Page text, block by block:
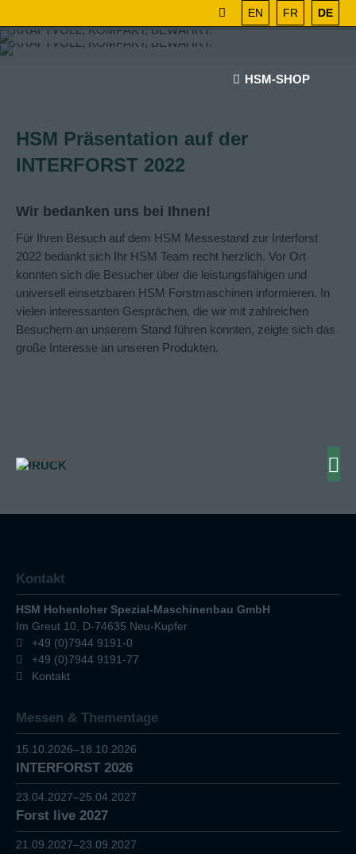
EN FR DE
HSM-SHOP
HSM Präsentation auf der
INTERFORST 2022
Wir bedanken uns bei Ihnen!
Für Ihren Besuch auf dem HSM Messestand zur Interforst
2022 bedankt sich Ihr HSM Team recht herzlich. Vor Ort
konnten sich die Besucher über die leistungsfähigen und
universell einsetzbaren HSM Forstmaschinen informieren. In
vielen interessanten Gesprächen, die wir mit zahlreichen
Besuchern an unserem Stand führen konnten, zeigte sich das
große Interesse an unseren Produkten.
ZURÜCK
Kontakt
HSM Hohenloher Spezial-Maschinenbau GmbH
Im Greut 10, D-74635 Neu-Kupfer
+49 (0)7944 9191-0
+49 (0)7944 9191-77
Kontakt
Messen & Thementage
15.10.2026–18.10.2026
INTERFORST 2026
23.04.2027–25.04.2027
Forst live 2027
21.09.2027–23.09.2027